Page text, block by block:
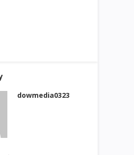
dowmedia0323